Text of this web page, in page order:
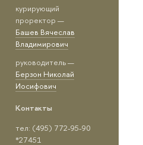
курирующий
проректор —
Башев Вячеслав
Владимирович
руководитель —
Берзон Николай
Иосифович
Контакты
тел: (495) 772-95-90
*27451